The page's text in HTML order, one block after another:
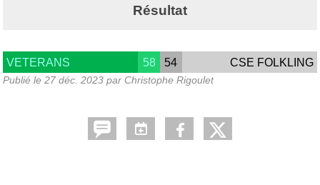
Résultat
VETERANS 58 54 CSE FOLKLING
Publié le 27 déc. 2023 par Christophe Rigoulet